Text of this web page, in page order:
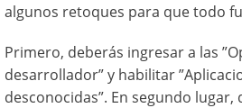
algunos retoques para que todo
Primero, deberás ingresar a las
desarrollador” y habilitar
desconocidas”. En segundo